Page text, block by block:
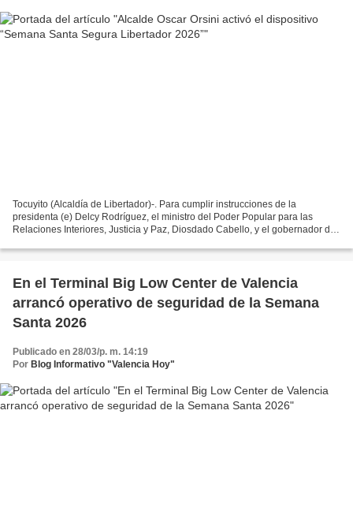
Tocuyito (Alcaldía de Libertador)-. Para cumplir instrucciones de la
presidenta (e) Delcy Rodríguez, el ministro del Poder Popular para las
Relaciones Interiores, Justicia y Paz, Diosdado Cabello, y el gobernador del
En el Terminal Big Low Center de Valencia
arrancó operativo de seguridad de la Semana
Santa 2026
Publicado en 28/03/p. m. 14:19
Por Blog Informativo "Valencia Hoy"